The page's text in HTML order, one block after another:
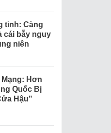
tỉnh: Càng
cái bẫy nguy
niên
Hơn
Quốc Bị
Hậu"